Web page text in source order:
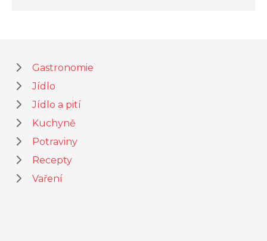
Gastronomie
Jídlo
Jídlo a pití
Kuchyně
Potraviny
Recepty
Vaření